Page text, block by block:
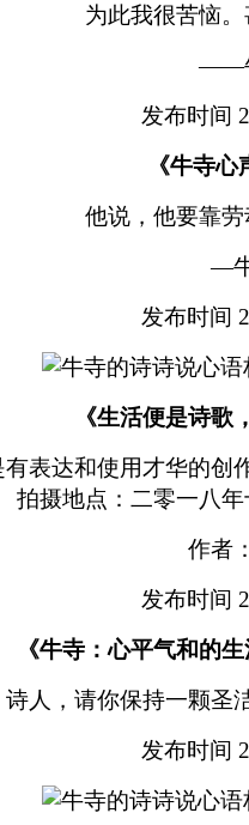
为此我很苦恼。
——
发布时间
《牛寺心
他说，他要靠劳
—
发布时间
《生活便是诗歌
表达和使用才华的创
拍摄地点：二零一八
作者
发布时间
《牛寺：心平气和的
人，请你保持一颗圣
发布时间